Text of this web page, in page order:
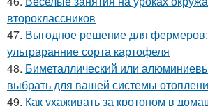
второклассников
47. Выгодное решение для фермеров:
ультраранние сорта картофеля
48. Биметаллический или
выбрать для вашей системы
49. Как ухаживать за кротоном в